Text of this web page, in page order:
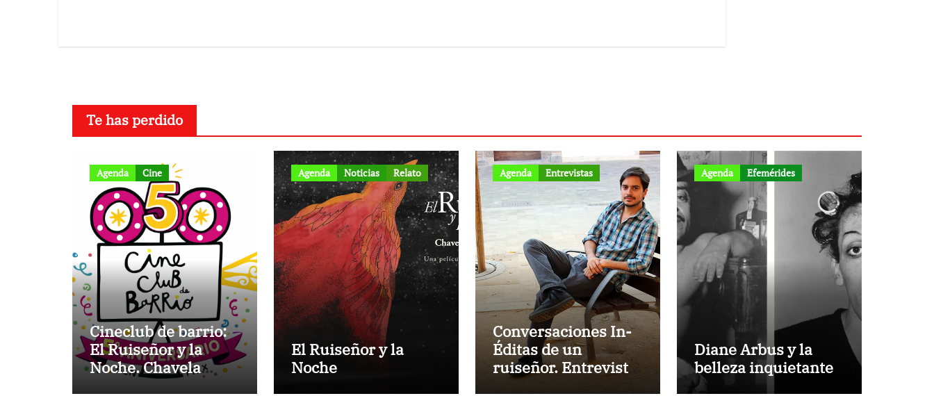
Te has perdido
Agenda Cine
Cineclub de barrio:
El Ruiseñor y la
Noche. Chavela
Vargas canta a Lorca
Agenda Noticias Relato
El Ruiseñor y la
Noche
Agenda Entrevistas
Conversaciones In-
Éditas de un
ruiseñor. Entrevista
a Rubén Rojo Aura
Agenda Efemérides
Diane Arbus y la
belleza inquietante